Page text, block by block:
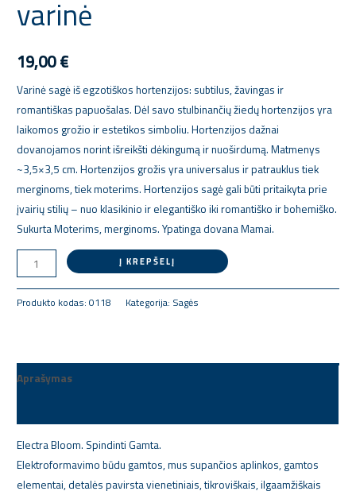
varinė
19,00€
Varinė sagė iš egzotiškos hortenzijos: subtilus, žavingas ir
romantiškas papuošalas. Dėl savo stulbinančių žiedų hortenzijos yra
laikomos grožio ir estetikos simboliu. Hortenzijos dažnai
dovanojamos norint išreikšti dėkingumą ir nuoširdumą. Matmenys
~3,5×3,5 cm. Hortenzijos grožis yra universalus ir patrauklus tiek
merginoms, tiek moterims. Hortenzijos sagė gali būti pritaikyta prie
įvairių stilių – nuo klasikinio ir elegantiško iki romantiško ir bohemiško.
Sukurta Moterims, merginoms. Ypatinga dovana Mamai.
varinė
Į KREPŠELĮ
Produkto kodas:0118 Kategorija: Sagės
Aprašymas
Electra Bloom. Spindinti Gamta.
Elektroformavimo būdu gamtos, mus supančios aplinkos, gamtos
elementai, detalės pavirsta vienetiniais, tikroviškais, ilgaamžiškais